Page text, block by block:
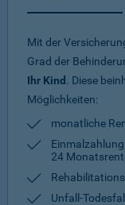
Mit der
Grad der
Ihr Kind . Diese
Möglichkeiten:
monatliche
24
Unfall-